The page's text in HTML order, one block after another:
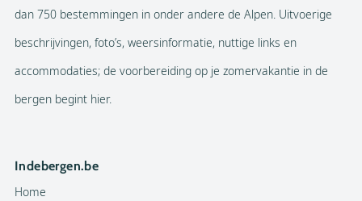
dan 750 bestemmingen in onder andere de Alpen. Uitvoerige
beschrijvingen, foto’s, weersinformatie, nuttige links en
accommodaties; de voorbereiding op je zomervakantie in de
bergen begint hier.
Indebergen.be
Home